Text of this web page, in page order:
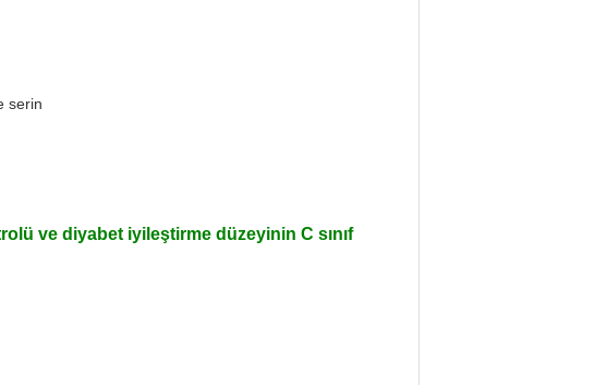
serin
ve diyabet iyileştirme düzeyinin C sınıf